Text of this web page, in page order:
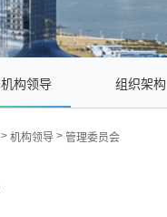
机构领导 组织架构
> 机构领导 > 管理委员会